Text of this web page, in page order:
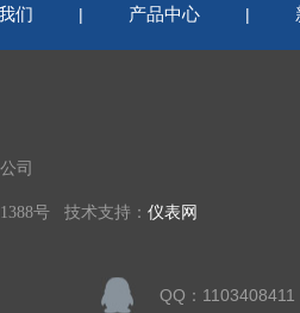
们 | 产品中心 |
司
号 技术支持： 仪表网
QQ：1103408411